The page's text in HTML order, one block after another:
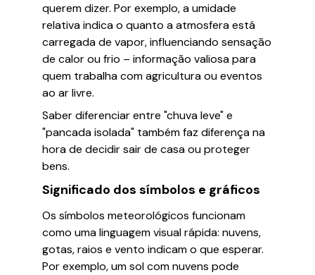
querem dizer. Por exemplo, a umidade
relativa indica o quanto a atmosfera está
carregada de vapor, influenciando sensação
de calor ou frio – informação valiosa para
quem trabalha com agricultura ou eventos
ao ar livre.
Saber diferenciar entre "chuva leve" e
"pancada isolada" também faz diferença na
hora de decidir sair de casa ou proteger
bens.
Significado dos símbolos e gráficos
Os símbolos meteorológicos funcionam
como uma linguagem visual rápida: nuvens,
gotas, raios e vento indicam o que esperar.
Por exemplo, um sol com nuvens pode